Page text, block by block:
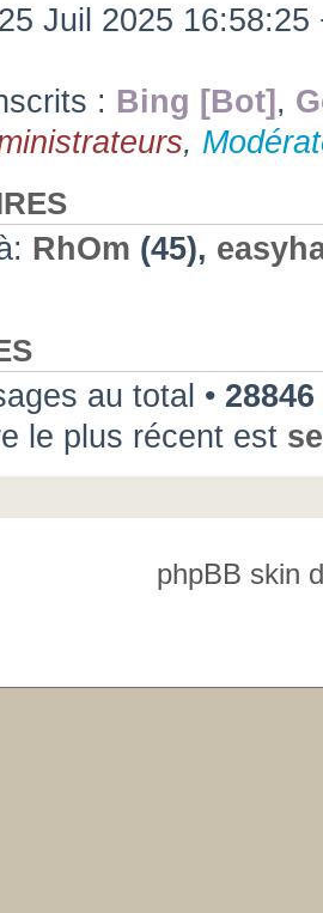
Juil 2025
: Bing [Bot] ,
,
RhOm (45),
au total • 28846
le plus récent est
phpBB skin